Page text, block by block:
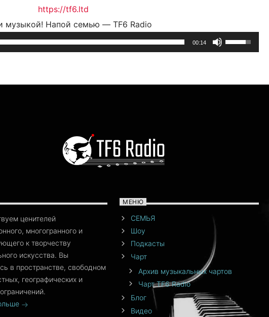
https://tf6.ltd
музыкой! Напой семью — TF6 Radio
00:14
Используйте
клавиши
вниз,
ценителей
многогранного и
к творчеству
искусства. Вы
в пространстве, свободном
географических и
МЕНЮ
СЕМЬЯ
Шоу
Подкасты
Чарт
Архив музыкальных чартов
Чарт TF6 Radio
Блог
Видео